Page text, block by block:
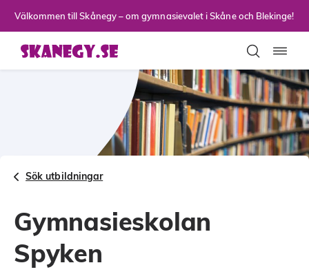
Välkommen till Skånegy – om gymnasievalet i Skåne och Blekinge!
Sök utbildningar
Gymnasieskolan
Spyken